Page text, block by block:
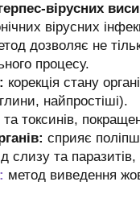
вірусних
вірусних
дозволяє не
процесу.
корекція стану
найпростіші).
токсинів,
сприяє
та паразитів,
метод виведення